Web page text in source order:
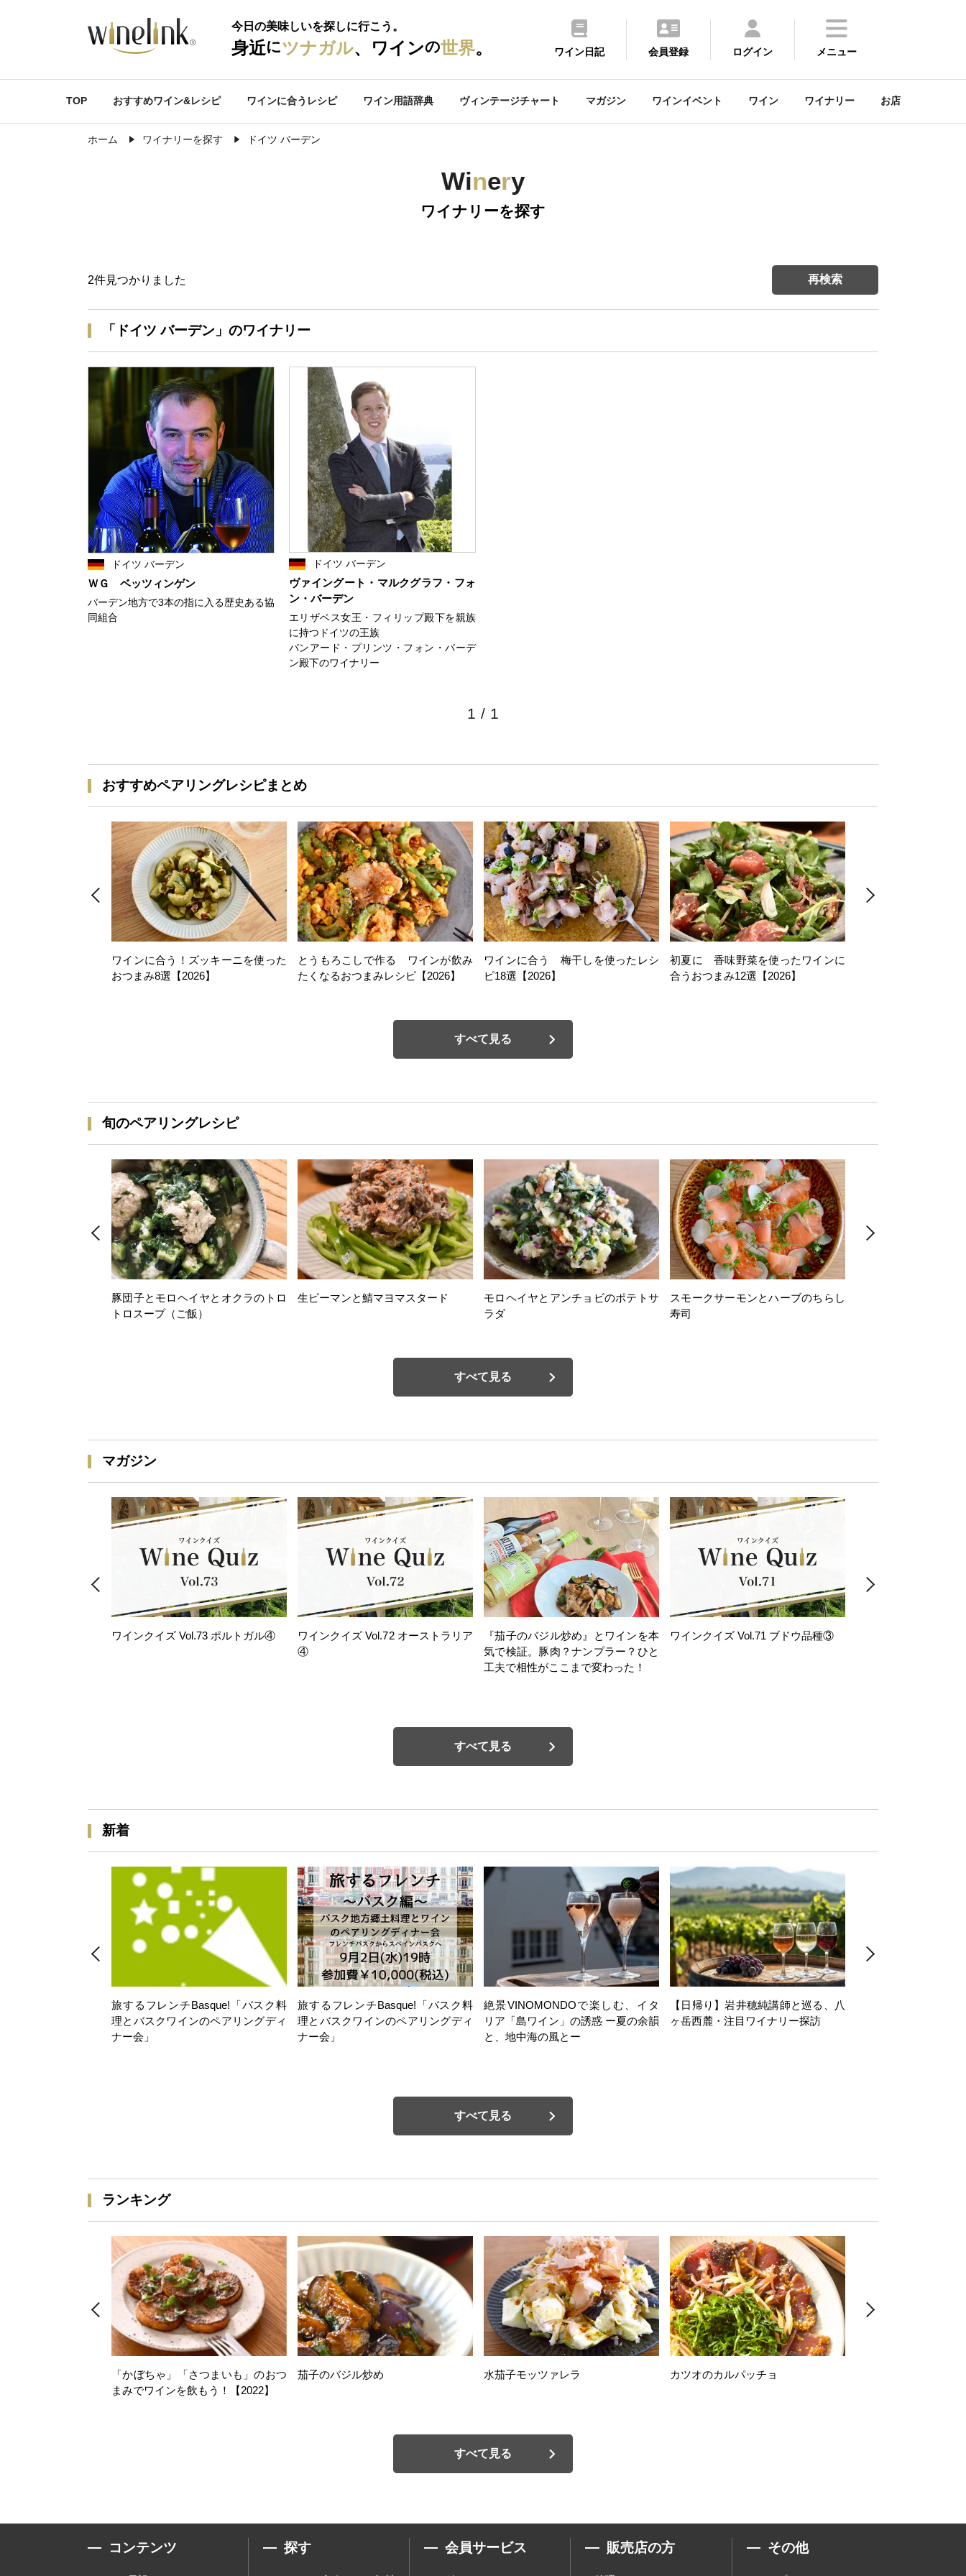
今日の美味しいを探しに行こう。
身近にツナガル、ワインの世界。 ワイン日記 会員登録 ログイン メニュー
TOP おすすめワイン&レシピ ワインに合うレシピ ワイン用語辞典 ヴィンテージチャート マガジン ワインイベント ワイン ワイナリー お店
ホーム ワイナリーを探す ドイツ バーデン
Winery
ワイナリーを探す
2件見つかりました 再検索
「ドイツ バーデン」のワイナリー
ドイツ バーデン
ＷＧ ベッツィンゲン
バーデン地方で3本の指に入る歴史ある協
同組合
ドイツ バーデン
ヴァイングート・マルクグラフ・フォ
ン・バーデン
エリザベス女王・フィリップ殿下を親族
に持つドイツの王族
バンアード・プリンツ・フォン・バーデ
ン殿下のワイナリー
1 / 1
おすすめペアリングレシピまとめ
ワインに合う！ズッキーニを使った
おつまみ8選【2026】
とうもろこしで作る ワインが飲み
たくなるおつまみレシピ【2026】
ワインに合う 梅干しを使ったレシ
ピ18選【2026】
初夏に 香味野菜を使ったワインに
合うおつまみ12選【2026】
すべて見る
旬のペアリングレシピ
豚団子とモロヘイヤとオクラのトロ
トロスープ（ご飯）
生ピーマンと鯖マヨマスタード
モロヘイヤとアンチョビのポテトサ
ラダ
スモークサーモンとハーブのちらし
寿司
すべて見る
マガジン
ワインクイズ Vol.73 ポルトガル④
ワインクイズ Vol.72 オーストラリア
④
『茄子のバジル炒め』とワインを本
気で検証。豚肉？ナンプラー？ひと
工夫で相性がここまで変わった！
ワインクイズ Vol.71 ブドウ品種③
すべて見る
新着
旅するフレンチBasque!「バスク料
理とバスクワインのペアリングディ
ナー会」
旅するフレンチBasque!「バスク料
理とバスクワインのペアリングディ
ナー会」
絶景VINOMONDOで楽しむ、イタ
リア「島ワイン」の誘惑 ー夏の余韻
と、地中海の風とー
【日帰り】岩井穂純講師と巡る、八
ヶ岳西麓・注目ワイナリー探訪
すべて見る
ランキング
「かぼちゃ」「さつまいも」のおつ
まみでワインを飲もう！【2022】
茄子のバジル炒め 水茄子モッツァレラ カツオのカルパッチョ
すべて見る
コンテンツ 探す 会員サービス 販売店の方 その他